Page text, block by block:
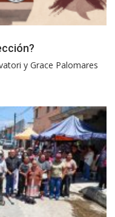
y Grace Palomares